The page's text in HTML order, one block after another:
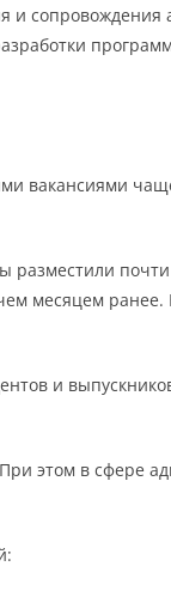
и сопровождения
вакансиями
разместили
месяцем ранее.
и
этом в сфере